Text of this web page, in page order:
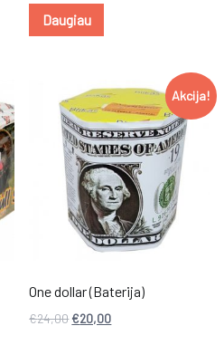
Daugiau
Akcija!
One dollar (Baterija)
€24,00 €20,00